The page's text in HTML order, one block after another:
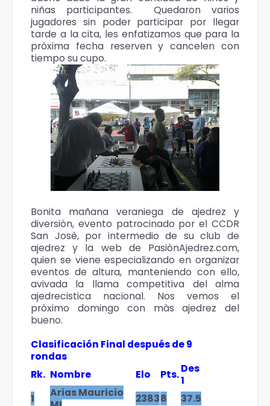
niñas participantes. Quedaron varios
jugadores sin poder participar por llegar
tarde a la cita, les enfatizamos que para la
pròxima fecha reserven y cancelen con
tiempo su cupo.
Bonita mañana veraniega de ajedrez y
diversiòn, evento patrocinado por el CCDR
San Josè, por intermedio de su club de
ajedrez y la web de PasiònAjedrez.com,
quien se viene especializando en organizar
eventos de altura, manteniendo con ello,
avivada la llama competitiva del alma
ajedrecistica nacional. Nos vemos el
pròximo domingo con màs ajedrez del
bueno.
Clasificación Final después de 9
rondas
Rk. Nombre Elo Pts.Des
1
1
Arias Mauricio
23838
37.5